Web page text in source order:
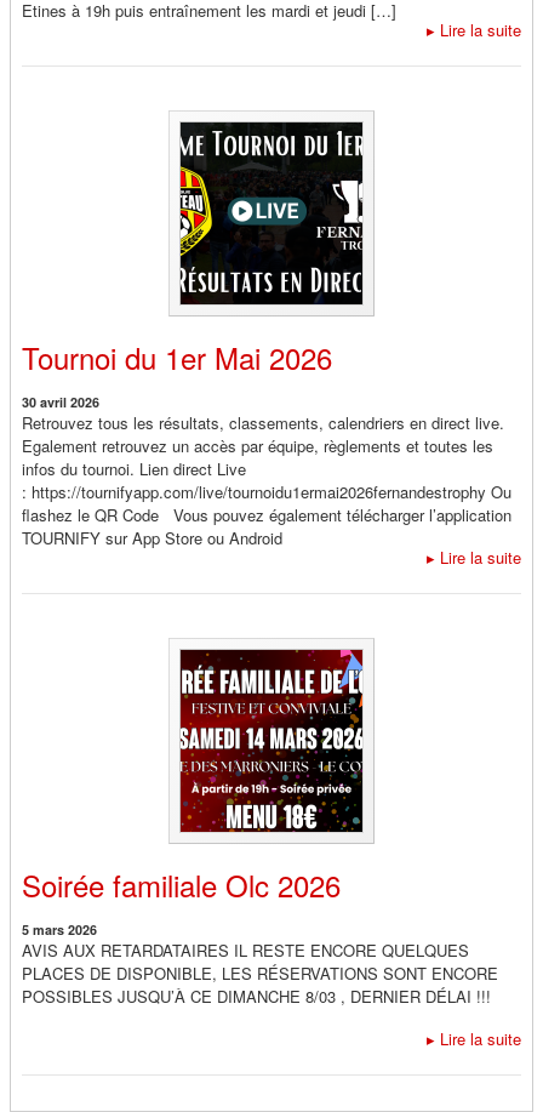
Etines à 19h puis entraînement les mardi et jeudi […]
▸ Lire la suite
Tournoi du 1er Mai 2026
30 avril 2026
Retrouvez tous les résultats, classements, calendriers en direct live.
Egalement retrouvez un accès par équipe, règlements et toutes les
infos du tournoi. Lien direct Live
: https://tournifyapp.com/live/tournoidu1ermai2026fernandestrophy Ou
flashez le QR Code Vous pouvez également télécharger l’application
TOURNIFY sur App Store ou Android
▸ Lire la suite
Soirée familiale Olc 2026
5 mars 2026
AVIS AUX RETARDATAIRES IL RESTE ENCORE QUELQUES
PLACES DE DISPONIBLE, LES RÉSERVATIONS SONT ENCORE
POSSIBLES JUSQU’À CE DIMANCHE 8/03 , DERNIER DÉLAI !!!
▸ Lire la suite